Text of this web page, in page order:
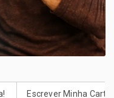
Para Deus. Escrever! ✍️